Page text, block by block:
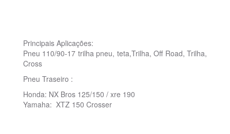
Principais Aplicações:
Pneu 110/90-17 trilha pneu, teta,Trilha, Off Road, Trilha,
Cross
Pneu Traseiro :
Honda: NX Bros 125/150 / xre 190
Yamaha: XTZ 150 Crosser